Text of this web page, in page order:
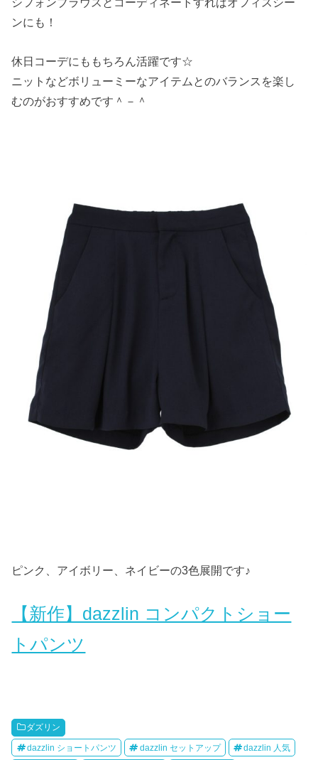
ンにも！
休日コーデにももちろん活躍です☆
ニットなどボリューミーなアイテムとのバランスを楽し
むのがおすすめです＾－＾
ピンク、アイボリー、ネイビーの3色展開です♪
【新作】dazzlin コンパクトショー
トパンツ
ダズリン
dazzlin ショートパンツ dazzlin セットアップ dazzlin 人気